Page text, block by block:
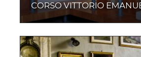
CORSO VITTORIO